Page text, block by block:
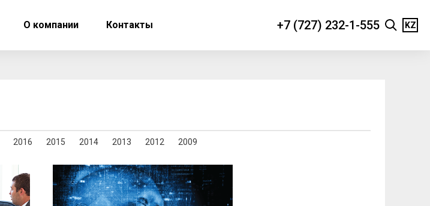
О компании Контакты +7 (727) 232-1-555 KZ
2016 2015 2014 2013 2012 2009